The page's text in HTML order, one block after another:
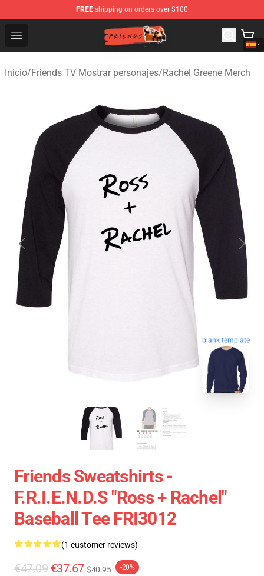
FREE shipping on orders over $100
Open menu
Friends Store - Official Friends Merchandise Shop
Inicio/Friends TV Mostrar personajes/Rachel Greene Merch
blank template
Friends Sweatshirts -
F.R.I.E.N.D.S "Ross + Rachel"
Baseball Tee FRI3012
(1 customer reviews)
€47.09 €37.67 $40.95 -20%